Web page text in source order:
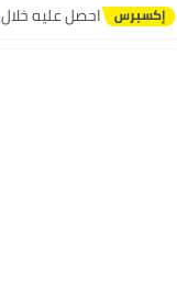
احصل عليه خلال